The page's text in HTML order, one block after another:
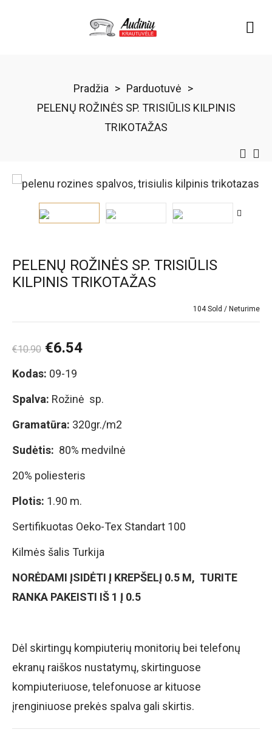
Pradžia > Parduotuvė >
PELENŲ ROŽINĖS SP. TRISIŪLIS KILPINIS
TRIKOTAŽAS
PELENŲ ROŽINĖS SP. TRISIŪLIS
KILPINIS TRIKOTAŽAS
104 Sold Neturime
€10.90 €6.54
Kodas: 09-19
Spalva: Rožinė sp.
Gramatūra: 320gr./m2
Sudėtis: 80% medvilnė
20% poliesteris
Plotis: 1.90 m.
Sertifikuotas Oeko-Tex Standart 100
Kilmės šalis Turkija
NORĖDAMI ĮSIDĖTI Į KREPŠELĮ 0.5 M, TURITE
RANKA PAKEISTI IŠ 1 Į 0.5
Dėl skirtingų kompiuterių monitorių bei telefonų
ekranų raiškos nustatymų, skirtinguose
kompiuteriuose, telefonuose ar kituose
įrenginiuose prekės spalva gali skirtis.